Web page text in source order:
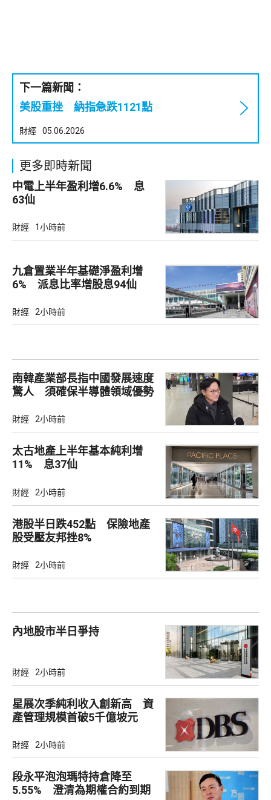
下一篇新聞：
美股重挫 納指急跌1121點
財經 05.06.2026
更多即時新聞
中電上半年盈利增6.6% 息
63仙
財經 1小時前
九倉置業半年基礎淨盈利增
6% 派息比率增股息94仙
財經 2小時前
南韓產業部長指中國發展速度
驚人 須確保半導體領域優勢
財經 2小時前
太古地產上半年基本純利增
11% 息37仙
財經 2小時前
港股半日跌452點 保險地產
股受壓友邦挫8%
財經 2小時前
內地股市半日爭持
財經 2小時前
星展次季純利收入創新高 資
產管理規模首破5千億坡元
財經 2小時前
段永平泡泡瑪特持倉降至
5.55% 澄清為期權合約到期